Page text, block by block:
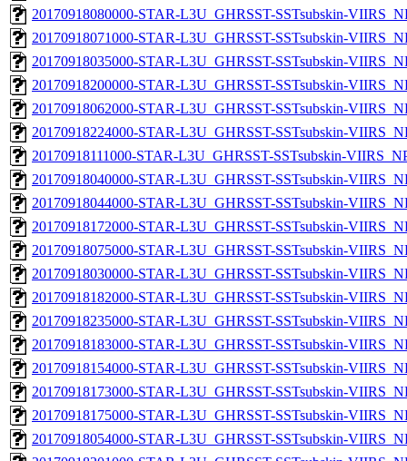
20170918080000-STAR-L3U_GHRSST-SSTsubskin-
20170918071000-STAR-L3U_GHRSST-SSTsubskin-
20170918035000-STAR-L3U_GHRSST-SSTsubskin-
20170918200000-STAR-L3U_GHRSST-SSTsubskin-
20170918062000-STAR-L3U_GHRSST-SSTsubskin-
20170918224000-STAR-L3U_GHRSST-SSTsubskin-
20170918111000-STAR-L3U_GHRSST-SSTsubskin-
20170918040000-STAR-L3U_GHRSST-SSTsubskin-
20170918044000-STAR-L3U_GHRSST-SSTsubskin-
20170918172000-STAR-L3U_GHRSST-SSTsubskin-
20170918075000-STAR-L3U_GHRSST-SSTsubskin-
20170918030000-STAR-L3U_GHRSST-SSTsubskin-
20170918182000-STAR-L3U_GHRSST-SSTsubskin-
20170918235000-STAR-L3U_GHRSST-SSTsubskin-
20170918183000-STAR-L3U_GHRSST-SSTsubskin-
20170918154000-STAR-L3U_GHRSST-SSTsubskin-
20170918173000-STAR-L3U_GHRSST-SSTsubskin-
20170918175000-STAR-L3U_GHRSST-SSTsubskin-
20170918054000-STAR-L3U_GHRSST-SSTsubskin-